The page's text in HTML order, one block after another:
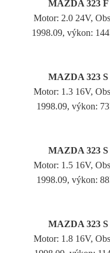
MAZDA 323 F
Motor: 2.0 24V,
1998.09, výkon:
MAZDA 323 S
Motor: 1.3 16V,
1998.09, výkon:
MAZDA 323 S
Motor: 1.5 16V,
1998.09, výkon:
MAZDA 323 S
Motor: 1.8 16V,